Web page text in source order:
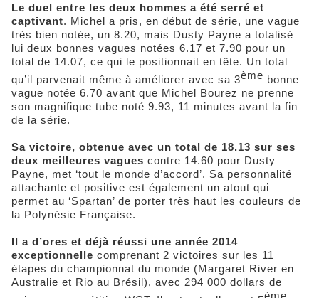
Le duel entre les deux hommes a été serré et
captivant. Michel a pris, en début de série, une vague
très bien notée, un 8.20, mais Dusty Payne a totalisé
lui deux bonnes vagues notées 6.17 et 7.90 pour un
total de 14.07, ce qui le positionnait en tête. Un total
qu’il parvenait même à améliorer avec sa 3ème bonne
vague notée 6.70 avant que Michel Bourez ne prenne
son magnifique tube noté 9.93, 11 minutes avant la fin
de la série.
Sa victoire, obtenue avec un total de 18.13 sur ses
deux meilleures vagues contre 14.60 pour Dusty
Payne, met ‘tout le monde d’accord’. Sa personnalité
attachante et positive est également un atout qui
permet au ‘Spartan’ de porter très haut les couleurs de
la Polynésie Française.
Il a d’ores et déjà réussi une année 2014
exceptionnelle comprenant 2 victoires sur les 11
étapes du championnat du monde (Margaret River en
Australie et Rio au Brésil), avec 294 000 dollars de
ème